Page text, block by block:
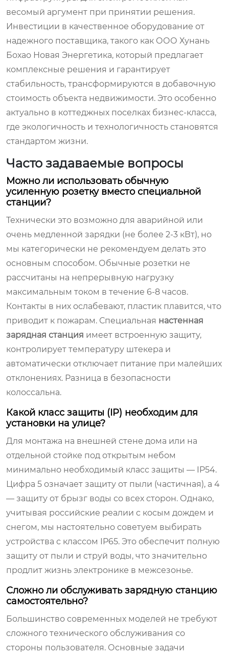
весомый аргумент при принятии решения.
Инвестиции в качественное оборудование от
надежного поставщика, такого как ООО Хунань
Бохао Новая Энергетика, который предлагает
комплексные решения и гарантирует
стабильность, трансформируются в добавочную
стоимость объекта недвижимости. Это особенно
актуально в коттеджных поселках бизнес-класса,
где экологичность и технологичность становятся
стандартом жизни.
Часто задаваемые вопросы
Можно ли использовать обычную
усиленную розетку вместо специальной
станции?
Технически это возможно для аварийной или
очень медленной зарядки (не более 2-3 кВт), но
мы категорически не рекомендуем делать это
основным способом. Обычные розетки не
рассчитаны на непрерывную нагрузку
максимальным током в течение 6-8 часов.
Контакты в них ослабевают, пластик плавится, что
приводит к пожарам. Специальная настенная
зарядная станция имеет встроенную защиту,
контролирует температуру штекера и
автоматически отключает питание при малейших
отклонениях. Разница в безопасности
колоссальна.
Какой класс защиты (IP) необходим для
установки на улице?
Для монтажа на внешней стене дома или на
отдельной стойке под открытым небом
минимально необходимый класс защиты — IP54.
Цифра 5 означает защиту от пыли (частичная), а 4
— защиту от брызг воды со всех сторон. Однако,
учитывая российские реалии с косым дождем и
снегом, мы настоятельно советуем выбирать
устройства с классом IP65. Это обеспечит полную
защиту от пыли и струй воды, что значительно
продлит жизнь электронике в межсезонье.
Сложно ли обслуживать зарядную станцию
самостоятельно?
Большинство современных моделей не требуют
сложного технического обслуживания со
стороны пользователя. Основные задачи